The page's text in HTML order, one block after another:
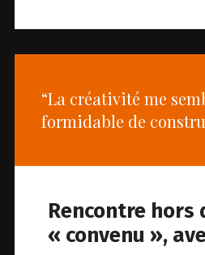
“La créativité me
formidable de
Rencontre hors
« convenu »,